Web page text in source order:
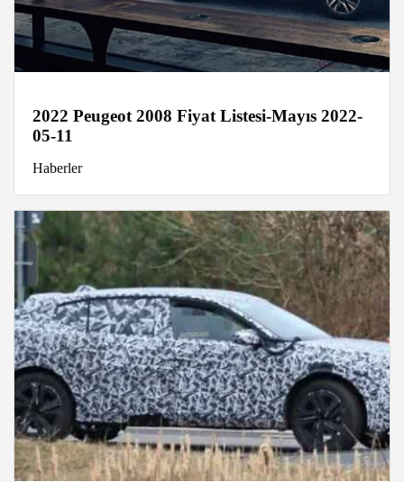
2022 Peugeot 2008 Fiyat Listesi-Mayıs 2022-
05-11
Haberler